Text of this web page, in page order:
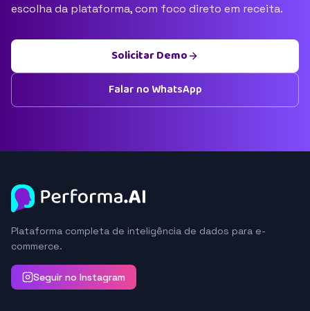
escolha da plataforma, com foco direto em receita.
Solicitar Demo
Falar no WhatsApp
Plataforma completa de inteligência de dados para e-
commerce.
Seguir no Instagram